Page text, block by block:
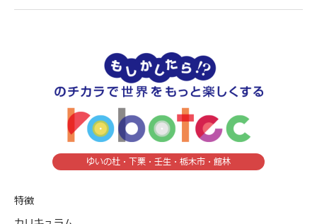
ゆいの杜・下栗・壬生・栃木市・館林
特徴